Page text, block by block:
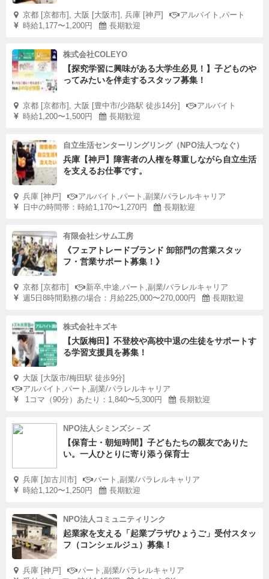
京都 [京都市], 大阪 [大阪市], 兵庫 [神戸]
アルバイト,パート
時給1,177〜1,200円
長期歓迎
株式会社COLEYO
【探究学習に興味がある大学生必見！】子どものや
ってみたいを伴走するスタッフ募集！
京都 [京都市], 大阪 [豊中市/少路駅 徒歩14分]
アルバイト
時給1,200〜1,500円
長期歓迎
自立生活センターリングリング（NPO法人つなぐ）
兵庫【神戸】障害者の人権を尊重しながら自立生活
を支えるお仕事です。
兵庫 [神戸]
アルバイト,パート,副業/パラレルキャリア
日中の時間帯：時給1,170〜1,270円
長期歓迎
有限会社シサム工房
《フェアトレードブランド 卸部門の営業スタッ
フ・営業サポート募集！》
京都 [京都市]
新卒,中途,パート,副業/パラレルキャリア
週5日8時間勤務の場合：月給225,000〜270,000円
長期歓迎
株式会社キズキ
【大阪梅田】不登校や高校中退の生徒をサポートす
る学習支援員を募集！
大阪 [大阪市/梅田駅 徒歩9分]
アルバイト,パート,副業/パラレルキャリア
1コマ（90分）あたり：1,840〜5,300円
長期歓迎
NPO法人シミンズシ－ズ
【保育士・朝短時間】子どもたちの親友でありた
い。一人ひとりに寄り添う保育士
兵庫 [加古川市]
パート,副業/パラレルキャリア
時給1,120〜1,250円
長期歓迎
NPO法人コミュニティリンク
起業家を支える「起業プラザひょうご」受付スタッ
フ（コンシェルジュ）募集！
兵庫 [神戸]
パート,副業/パラレルキャリア